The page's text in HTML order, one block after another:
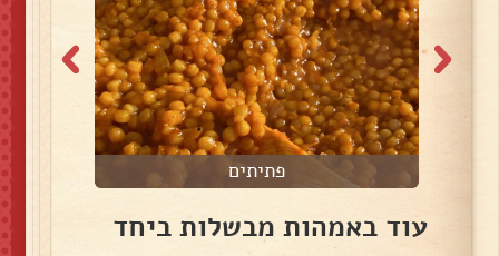
פתיתים
עוד באמהות מבשלות ביחד